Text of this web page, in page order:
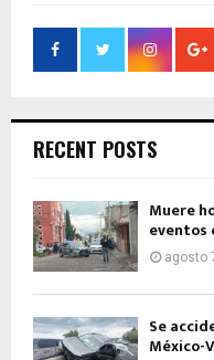
RECENT POSTS
Muere
eventos
agosto
Se
México-